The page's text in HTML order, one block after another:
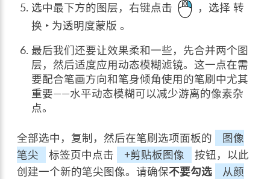
选中最下方的图层，右键点击 ，选择转
换 ‣ 为透明度蒙版 。
最后我们还要让效果柔和一些，先合并两个图
层，然后适度应用动态模糊滤镜。这一点在需
要配合笔画方向和笔身倾角使用的笔刷中尤其
重要——水平动态模糊可以减少游离的像素杂
点。
全部选中，复制，然后在笔刷选项面板的
图像
笔尖
标签页中点击 +剪贴板图像
按钮，以此
创建一个新的笔尖图像。请确保不要勾选
从颜